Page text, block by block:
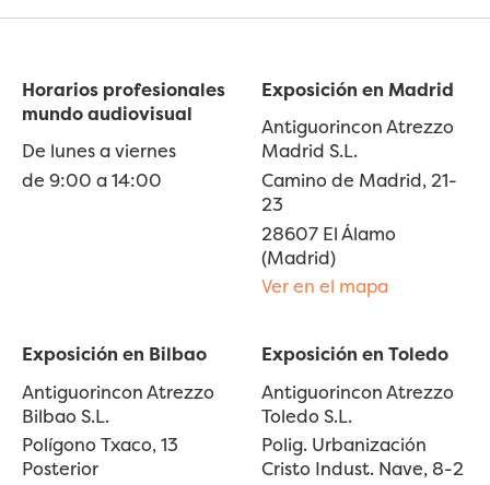
Horarios profesionales
mundo audiovisual
De lunes a viernes
de 9:00 a 14:00
Exposición en Madrid
Antiguorincon Atrezzo
Madrid S.L.
Camino de Madrid, 21-
23
28607 El Álamo
(Madrid)
Ver en el mapa
Exposición en Bilbao
Antiguorincon Atrezzo
Bilbao S.L.
Polígono Txaco, 13
Posterior
Exposición en Toledo
Antiguorincon Atrezzo
Toledo S.L.
Polig. Urbanización
Cristo Indust. Nave, 8-2